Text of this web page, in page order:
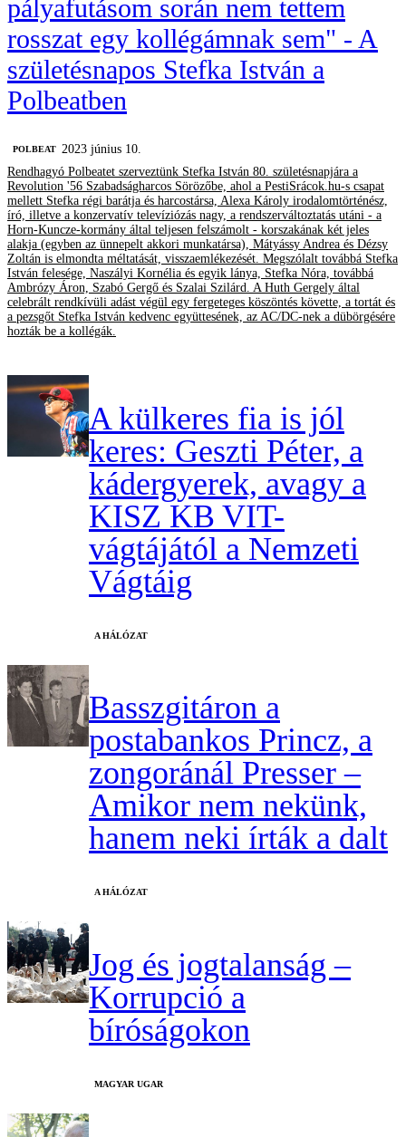
pályafutásom során nem tettem
rosszat egy kollégámnak sem" - A
születésnapos Stefka István a
Polbeatben
‎POLBEAT
2023 június 10.
Rendhagyó Polbeatet szerveztünk Stefka István 80. születésnapjára a
Revolution '56 Szabadságharcos Sörözőbe, ahol a PestiSrácok.hu-s csapat
mellett Stefka régi barátja és harcostársa, Alexa Károly irodalomtörténész,
író, illetve a konzervatív televíziózás nagy, a rendszerváltoztatás utáni - a
Horn-Kuncze-kormány által teljesen felszámolt - korszakának két jeles
alakja (egyben az ünnepelt akkori munkatársa), Mátyássy Andrea és Dézsy
Zoltán is elmondta méltatását, visszaemlékezését. Megszólalt továbbá Stefka
István felesége, Naszályi Kornélia és egyik lánya, Stefka Nóra, továbbá
Ambrózy Áron, Szabó Gergő és Szalai Szilárd. A Huth Gergely által
celebrált rendkívüli adást végül egy fergeteges köszöntés követte, a tortát és
a pezsgőt Stefka István kedvenc együttesének, az AC/DC-nek a dübörgésére
hozták be a kollégák.
A külkeres fia is jól
keres: Geszti Péter, a
kádergyerek, avagy a
KISZ KB VIT-
vágtájától a Nemzeti
Vágtáig
A HÁLÓZAT
Basszgitáron a
postabankos Princz, a
zongoránál Presser –
Amikor nem nekünk,
hanem neki írták a dalt
A HÁLÓZAT
Jog és jogtalanság –
Korrupció a
bíróságokon
MAGYAR UGAR